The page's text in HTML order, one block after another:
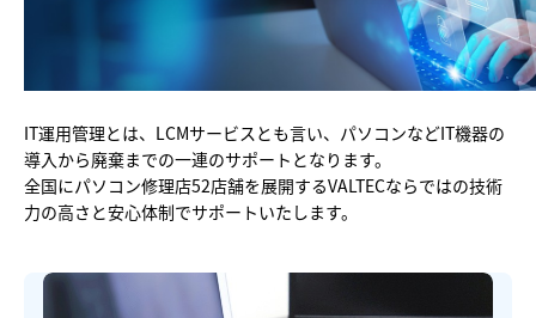
IT運用管理とは、LCMサービスとも言い、パソコンなどIT機器の
導入から廃棄までの一連のサポートとなります。
全国にパソコン修理店52店舗を展開するVALTECならではの技術
力の高さと安心体制でサポートいたします。